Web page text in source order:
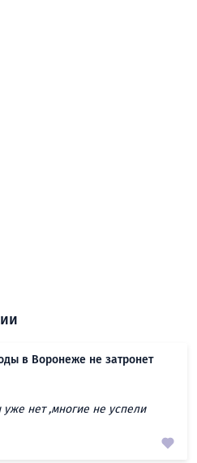
в Воронеже не затронет
нет ,многие не успели